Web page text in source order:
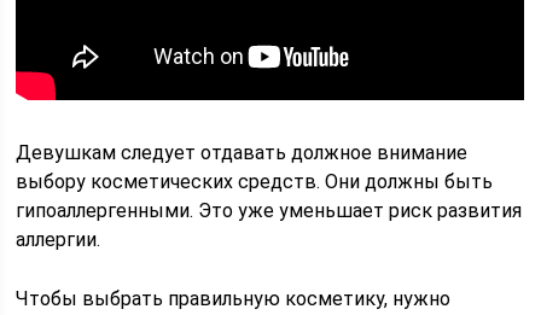
Девушкам следует отдавать должное внимание
выбору косметических средств. Они должны быть
гипоаллергенными. Это уже уменьшает риск развития
аллергии.
Чтобы выбрать правильную косметику, нужно